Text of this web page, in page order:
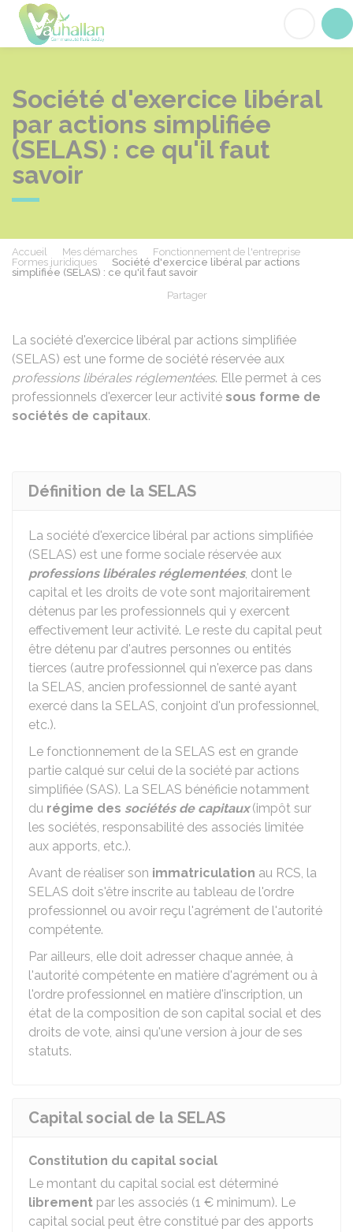
Société d'exercice libéral
par actions simplifiée
(SELAS) : ce qu'il faut
savoir
Accueil Mes démarches
Fonctionnement de l'entreprise
Formes juridiques
Société d'exercice libéral par actions
simplifiée (SELAS) : ce qu'il faut savoir
Partager
La société d'exercice libéral par actions simplifiée
(SELAS) est une forme de société réservée aux
professions libérales réglementées. Elle permet à ces
professionnels d'exercer leur activité sous forme de
sociétés de capitaux.
Définition de la SELAS
La société d'exercice libéral par actions simplifiée
(SELAS) est une forme sociale réservée aux
professions libérales réglementées, dont le
capital et les droits de vote sont majoritairement
détenus par les professionnels qui y exercent
effectivement leur activité. Le reste du capital peut
être détenu par d'autres personnes ou entités
tierces (autre professionnel qui n'exerce pas dans
la SELAS, ancien professionnel de santé ayant
exercé dans la SELAS, conjoint d'un professionnel,
etc.).
Le fonctionnement de la SELAS est en grande
partie calqué sur celui de la société par actions
simplifiée (SAS). La SELAS bénéficie notamment
du régime des sociétés de capitaux(impôt sur
les sociétés, responsabilité des associés limitée
aux apports, etc.).
Avant de réaliser son immatriculation au RCS, la
SELAS doit s'être inscrite au tableau de l'ordre
professionnel ou avoir reçu l'agrément de l'autorité
compétente.
Par ailleurs, elle doit adresser chaque année, à
l'autorité compétente en matière d'agrément ou à
l'ordre professionnel en matière d'inscription, un
état de la composition de son capital social et des
droits de vote, ainsi qu'une version à jour de ses
statuts.
Capital social de la SELAS
Constitution du capital social
Le montant du capital social est déterminé
librement par les associés (1 € minimum). Le
capital social peut être constitué par des apports